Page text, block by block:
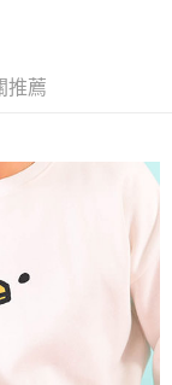
直營門市／銀行轉
公司）所提供，讓
將買賣／分期付款
款。
商店將以您的個人
集、處理及利用，
更正。
userRule
。
取消訂單，請聯絡
需透過AFTEE先享
示為準，若有關於
繫「AFTEE先享後付
home
後付」服務完成之交
相關給付款項請求債
推薦